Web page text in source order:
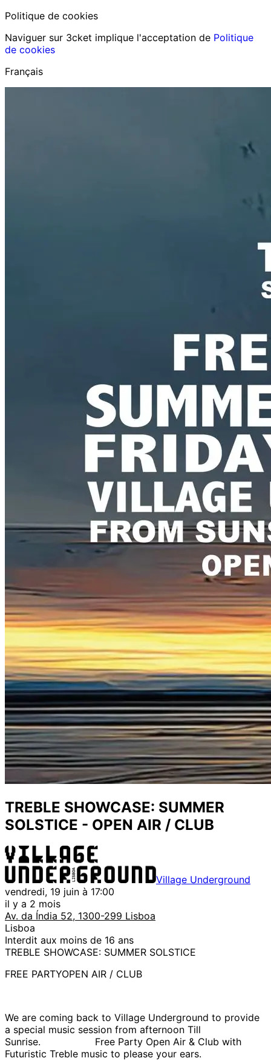
Politique de cookies
Naviguer sur 3cket implique l'acceptation de Politique
de cookies
Français
TREBLE SHOWCASE: SUMMER
SOLSTICE - OPEN AIR / CLUB
Village Underground
vendredi, 19 juin à 17:00
il y a 2 mois
Av. da Índia 52, 1300-299 Lisboa
Lisboa
Interdit aux moins de 16 ans
TREBLE SHOWCASE: SUMMER SOLSTICE
FREE PARTYOPEN AIR / CLUB
We are coming back to Village Underground to provide
a special music session from afternoon Till
Sunrise. Free Party Open Air & Club with
Futuristic Treble music to please your ears.